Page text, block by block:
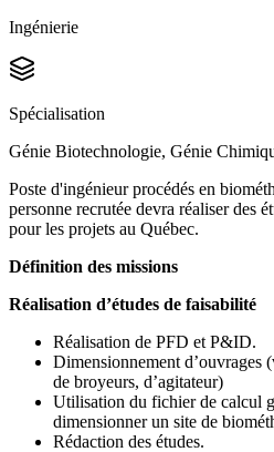
Ingénierie
Spécialisation
Génie Biotechnologie, Génie
Poste d'ingénieur procédés en
personne recrutée devra réaliser des
pour les projets au Québec.
Définition des missions
Réalisation d’études de faisabilité
Réalisation de PFD et P&ID.
Dimensionnement d’ouvrages
de broyeurs, d’agitateur)
Utilisation du fichier de calcul
dimensionner un site de
Rédaction des études.